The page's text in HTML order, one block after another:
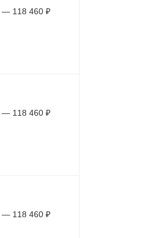
— 118 460 ₽
— 118 460 ₽
— 118 460 ₽